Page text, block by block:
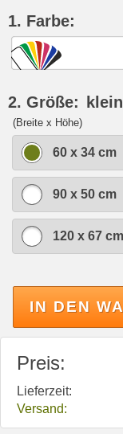
1. Farbe:
2. Größe: klein
(Breite x Höhe)
60 x 34 cm
90 x 50 cm
120 x 67 cm
IN DEN
Preis:
Lieferzeit:
Versand: